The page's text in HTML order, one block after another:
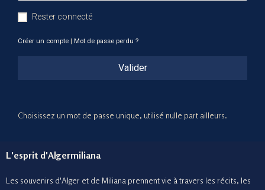
Rester connecté
Créer un compte Mot de passe perdu ?
Valider
Choisissez un mot de passe unique, utilisé nulle part ailleurs.
L'esprit d'Algermiliana
Les souvenirs d'Alger et de Miliana prennent vie à travers les récits, les